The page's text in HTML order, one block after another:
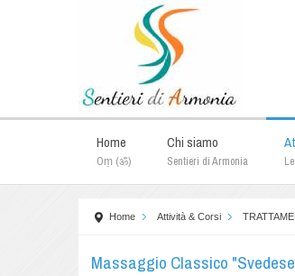
Home
Oṃ (ॐ)
Chi siamo
Sentieri di Armonia
Home Attività & Corsi
Massaggio Classico